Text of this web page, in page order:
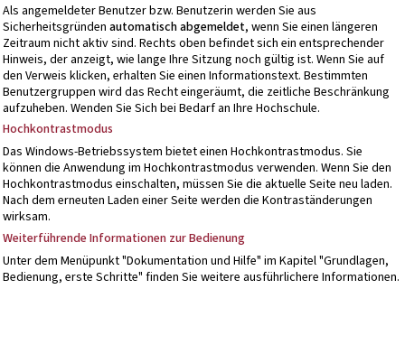
Als angemeldeter Benutzer bzw. Benutzerin werden Sie aus
Sicherheitsgründen automatisch abgemeldet, wenn Sie einen längeren
Zeitraum nicht aktiv sind. Rechts oben befindet sich ein entsprechender
Hinweis, der anzeigt, wie lange Ihre Sitzung noch gültig ist. Wenn Sie auf
den Verweis klicken, erhalten Sie einen Informationstext. Bestimmten
Benutzergruppen wird das Recht eingeräumt, die zeitliche Beschränkung
aufzuheben. Wenden Sie Sich bei Bedarf an Ihre Hochschule.
Hochkontrastmodus
Das Windows-Betriebssystem bietet einen Hochkontrastmodus. Sie
können die Anwendung im Hochkontrastmodus verwenden. Wenn Sie den
Hochkontrastmodus einschalten, müssen Sie die aktuelle Seite neu laden.
Nach dem erneuten Laden einer Seite werden die Kontraständerungen
wirksam.
Weiterführende Informationen zur Bedienung
Unter dem Menüpunkt "Dokumentation und Hilfe" im Kapitel "Grundlagen,
Bedienung, erste Schritte" finden Sie weitere ausführlichere Informationen.